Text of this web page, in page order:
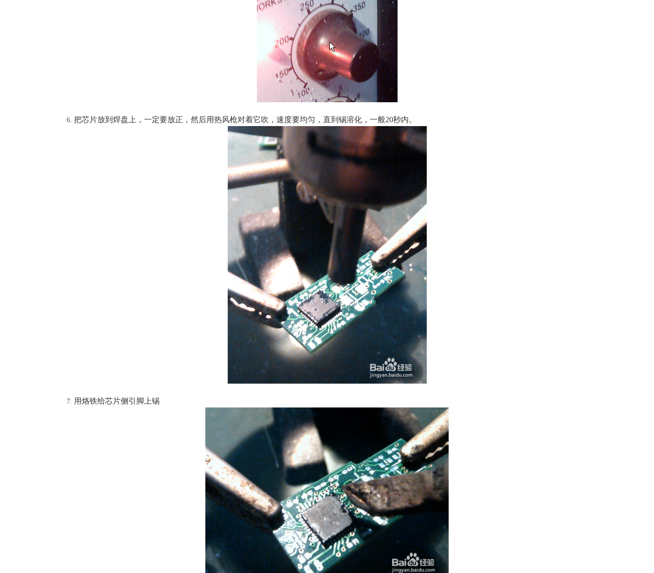
把芯片放到焊盘上，一定要放正，然后用热风枪对着它吹，速度要均匀，直到锡溶化，一般20秒内。
用烙铁给芯片侧引脚上锡